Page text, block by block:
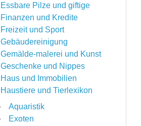
Essbare Pilze und giftige
Finanzen und Kredite
Freizeit und Sport
Gebäudereinigung
Gemälde-malerei und Kunst
Geschenke und Nippes
Haus und Immobilien
Haustiere und Tierlexikon
Aquaristik
Exoten